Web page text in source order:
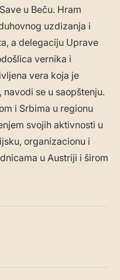
u Beču. Hram
uzdizanja i
a delegaciju Uprave
vernika i
vera koja je
se u saopštenju.
i Srbima u regionu
svojih aktivnosti u
organizacionu i
u Austriji i širom